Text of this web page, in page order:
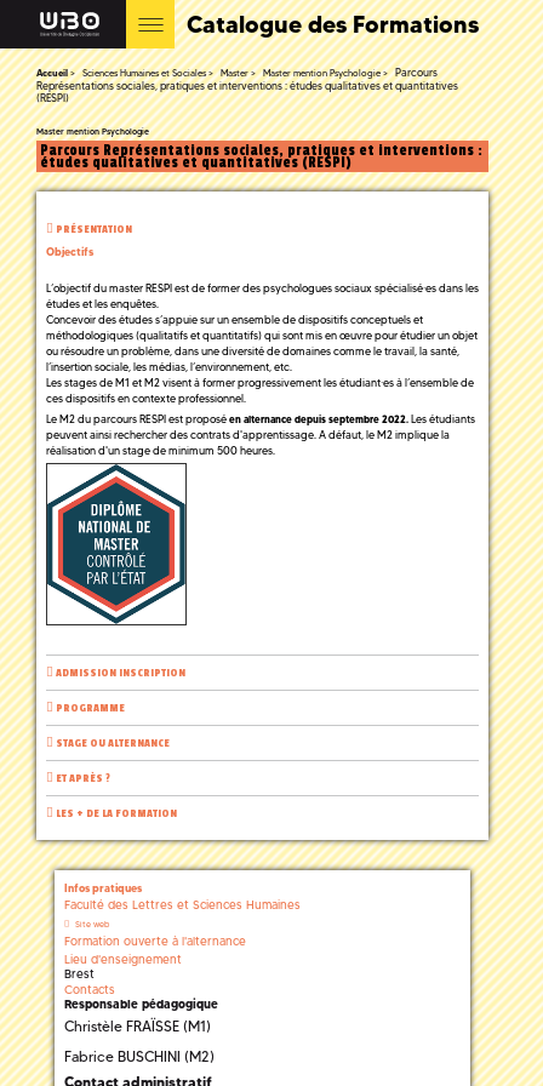
Catalogue des Formations
Accueil Sciences Humaines et Sociales Master Master mention Psychologie
Parcours
Représentations sociales, pratiques et interventions : études qualitatives et quantitatives
(RESPI)
Master mention Psychologie
Parcours Représentations sociales, pratiques et interventions :
études qualitatives et quantitatives (RESPI)
PRÉSENTATION
Objectifs
L’objectif du master RESPI est de former des psychologues sociaux spécialisé·es dans les
études et les enquêtes.
Concevoir des études s’appuie sur un ensemble de dispositifs conceptuels et
méthodologiques (qualitatifs et quantitatifs) qui sont mis en œuvre pour étudier un objet
ou résoudre un problème, dans une diversité de domaines comme le travail, la santé,
l’insertion sociale, les médias, l’environnement, etc.
Les stages de M1 et M2 visent à former progressivement les étudiant·es à l’ensemble de
ces dispositifs en contexte professionnel.
Le M2 du parcours RESPI est proposé en alternance depuis septembre 2022. Les étudiants
peuvent ainsi rechercher des contrats d'apprentissage. A défaut, le M2 implique la
réalisation d'un stage de minimum 500 heures.
ADMISSION INSCRIPTION
PROGRAMME
STAGE OU ALTERNANCE
ET APRÈS ?
LES + DE LA FORMATION
Infos pratiques
Faculté des Lettres et Sciences Humaines
Site web
Formation ouverte à l'alternance
Lieu d'enseignement
Brest
Contacts
Responsable pédagogique
Christèle FRAÏSSE (M1)
Fabrice BUSCHINI (M2)
Contact administratif